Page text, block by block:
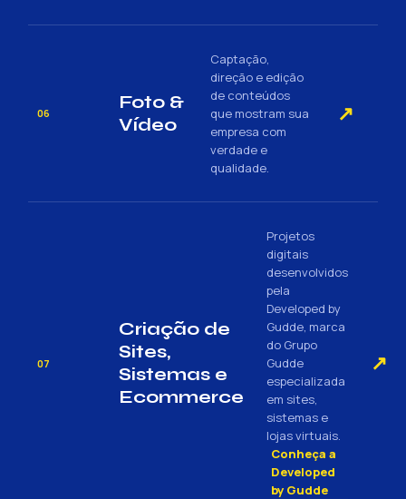
06
Foto &
Vídeo
Captação,
direção e edição
de conteúdos
que mostram sua
empresa com
verdade e
qualidade.
↗
07
Criação de
Sites,
Sistemas e
Ecommerce
Projetos
digitais
desenvolvidos
pela
Developed by
Gudde, marca
do Grupo
Gudde
especializada
em sites,
sistemas e
lojas virtuais.
Conheça a
Developed
by Gudde
↗